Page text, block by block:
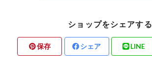
ショップをシェアする
保存 シェア LINE